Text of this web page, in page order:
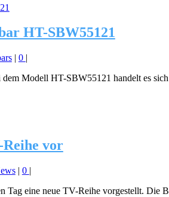
HT-SBW55121
| 0 |
dem Modell HT-SBW55121 handelt es
Reihe vor
| 0 |
Tag eine neue TV-Reihe vorgestellt.